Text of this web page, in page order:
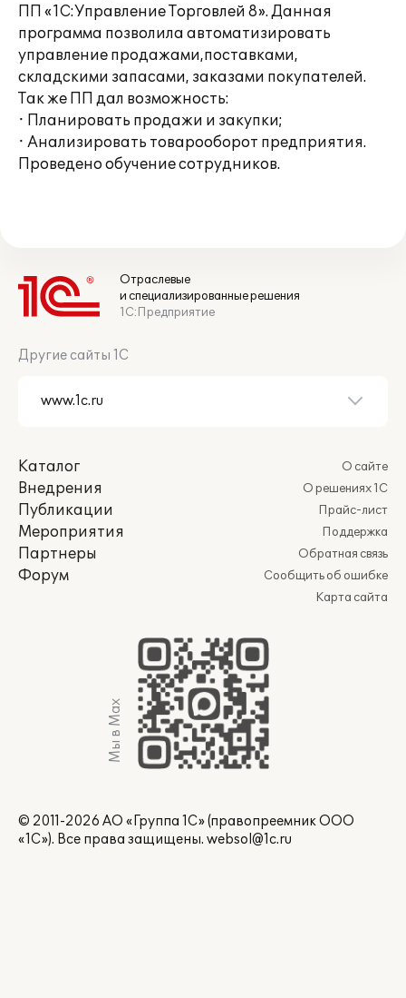
ПП «1С:Управление Торговлей 8». Данная
программа позволила автоматизировать
управление продажами,поставками,
складскими запасами, заказами покупателей.
Так же ПП дал возможность:
· Планировать продажи и закупки;
· Анализировать товарооборот предприятия.
Проведено обучение сотрудников.
Отраслевые
и специализированные решения
1С:Предприятие
Другие сайты 1С
Каталог
Внедрения
Публикации
Мероприятия
Партнеры
Форум
О сайте
О решениях 1С
Прайс-лист
Поддержка
Обратная связь
Сообщить об ошибке
Карта сайта
Мы в Max
© 2011-2026 АО «Группа 1С» (правопреемник ООО
«1С»). Все права защищены. websol@1c.ru